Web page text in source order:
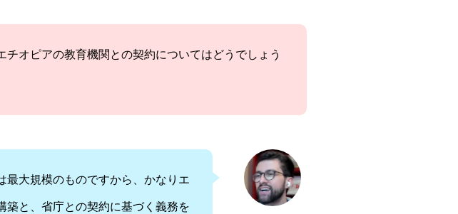
オピアの教育機関との契約についてはどうでしょう
最大規模のものですから、かなりエ
築と、省庁との契約に基づく義務を